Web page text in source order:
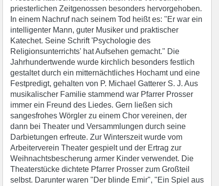
priesterlichen Zeitgenossen besonders hervorgehoben.
In einem Nachruf nach seinem Tod heißt es: "Er war ein
intelligenter Mann, guter Musiker und praktischer
Katechet. Seine Schrift 'Psychologie des
Religionsunterrichts' hat Aufsehen gemacht." Die
Jahrhundertwende wurde kirchlich besonders festlich
gestaltet durch ein mitternächtliches Hochamt und eine
Festpredigt, gehalten von P. Michael Gatterer S. J. Aus
musikalischer Familie stammend war Pfarrer Prosser
immer ein Freund des Liedes. Gern ließen sich
sangesfrohes Wörgler zu einem Chor vereinen, der
dann bei Theater und Versammlungen durch seine
Darbietungen erfreute. Zur Winterszeit wurde vom
Arbeiterverein Theater gespielt und der Ertrag zur
Weihnachtsbescherung armer Kinder verwendet. Die
Theaterstücke dichtete Pfarrer Prosser zum Großteil
selbst. Darunter waren "Der blinde Emir", "Ein Spiel aus